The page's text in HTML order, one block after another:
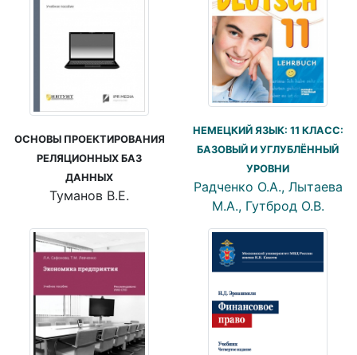
ОСНОВЫ ПРОЕКТИРОВАНИЯ
РЕЛЯЦИОННЫХ БАЗ
ДАННЫХ
Туманов В.Е.
НЕМЕЦКИЙ ЯЗЫК: 11 КЛАСС:
БАЗОВЫЙ И УГЛУБЛЁННЫЙ
УРОВНИ
Радченко О.А., Лытаева
М.А., Гутброд О.В.